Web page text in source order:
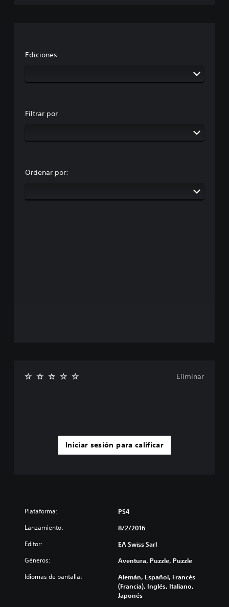
Ediciones
Filtrar por
Ordenar por:
Iniciar sesión para calificar
Eliminar
Plataforma: PS4
Lanzamiento: 8/2/2016
Editor: EA Swiss Sarl
Géneros: Aventura, Puzzle, Puzzle
Idiomas de pantalla:
Alemán, Español, Francés
(Francia), Inglés, Italiano,
Japonés